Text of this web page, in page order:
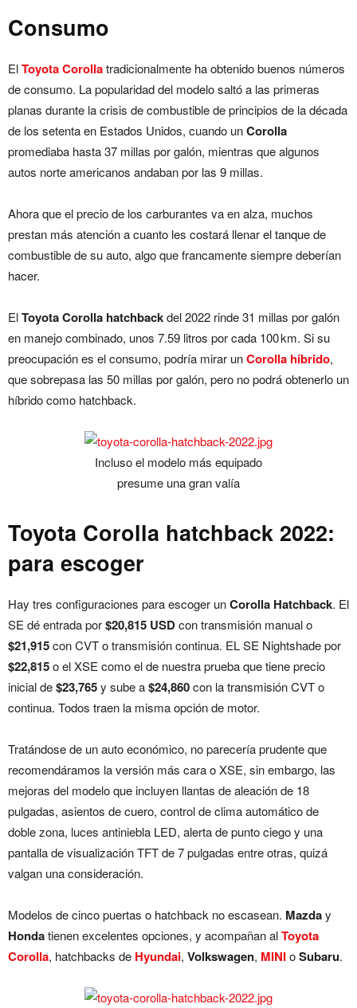
Consumo
ElToyota Corollatradicionalmente ha obtenido buenos números
de consumo. La popularidad del modelo saltó a las primeras
planas durante la crisis de combustible de principios de la década
de los setenta en Estados Unidos, cuando unCorolla
promediaba hasta 37 millas por galón, mientras que algunos
autos norte americanos andaban por las 9 millas.
Ahora que el precio de los carburantes va en alza, muchos
prestan más atención a cuanto les costará llenar el tanque de
combustible de su auto, algo que francamente siempre deberían
hacer.
ElToyota Corolla hatchbackdel 2022 rinde 31 millas por galón
en manejo combinado, unos 7.59 litros por cada 100 km. Si su
preocupación es el consumo, podría mirar unCorolla híbrido,
que sobrepasa las 50 millas por galón, pero no podrá obtenerlo un
híbrido como hatchback.
Incluso el modelo más equipado
presume una gran valía
Toyota Corolla hatchback 2022:
para escoger
Hay tres configuraciones para escoger unCorolla Hatchback. El
SE dé entrada por$20,815 USDcon transmisión manual o
$21,915con CVT o transmisión continua. EL SE Nightshade por
$22,815o el XSE como el de nuestra prueba que tiene precio
inicial de$23,765y sube a$24,860con la transmisión CVT o
continua. Todos traen la misma opción de motor.
Tratándose de un auto económico, no parecería prudente que
recomendáramos la versión más cara o XSE, sin embargo, las
mejoras del modelo que incluyen llantas de aleación de 18
pulgadas, asientos de cuero, control de clima automático de
doble zona, luces antiniebla LED, alerta de punto ciego y una
pantalla de visualización TFT de 7 pulgadas entre otras, quizá
valgan una consideración.
Modelos de cinco puertas o hatchback no escasean. Mazday
Hondatienen excelentes opciones, y acompañan alToyota
Corolla, hatchbacks de Hyundai, Volkswagen, MINIoSubaru.